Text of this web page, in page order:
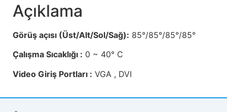
Açıklama
Görüş açısı (Üst/Alt/Sol/Sağ): 85°/85°/85°/85°
Çalışma Sıcaklığı : 0 ~ 40° C
Video Giriş Portları : VGA , DVI